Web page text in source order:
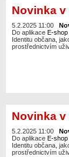
Novinka
5.2.2025 11:00
Do aplikace E-shop
Identitu občana,
prostřednictvím
Novinka
5.2.2025 11:00
Do aplikace E-shop
Identitu občana,
prostřednictvím